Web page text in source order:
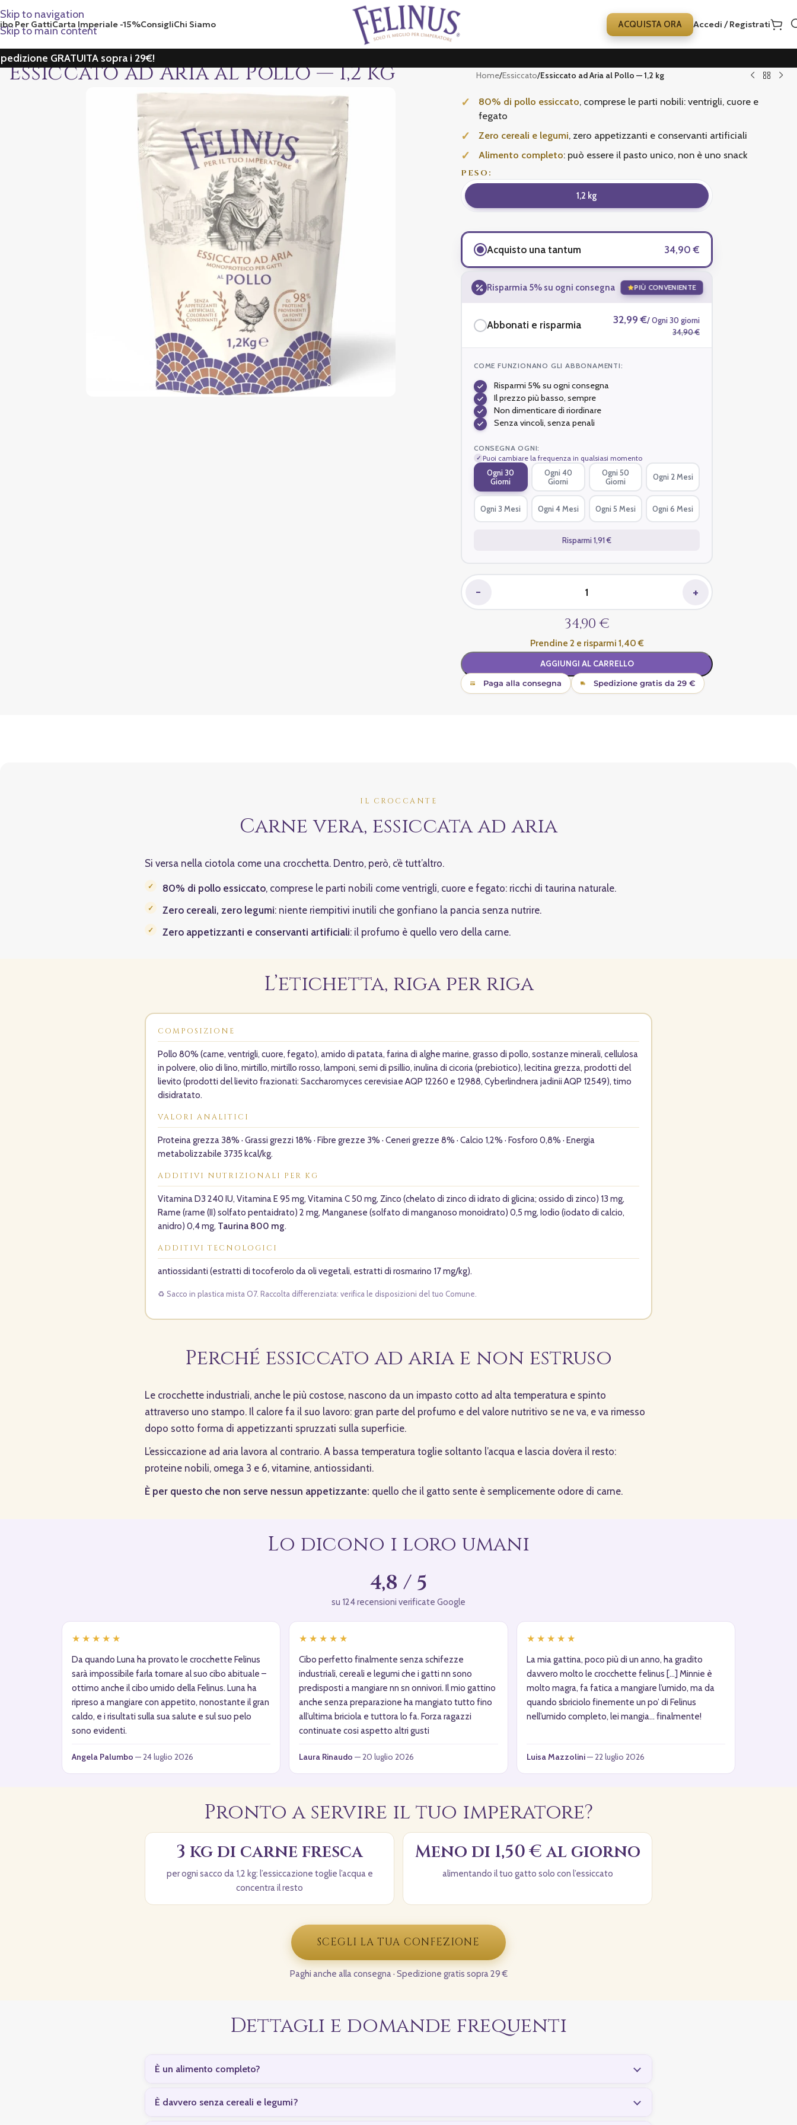
Skip to navigation
Skip to main content
Per GattiCarta Imperiale -15%ConsigliChi Siamo ACQUISTA ORA Accedi / Registrati
GRATUITA sopra i 29€!
Essiccato ad Aria al Pollo — 1,2 kg Home/Essiccato/Essiccato ad Aria al Pollo — 1,2 kg
80% di pollo essiccato, comprese le parti nobili: ventrigli, cuore e
fegato
Zero cereali e legumi, zero appetizzanti e conservanti artificiali
Alimento completo: può essere il pasto unico, non è uno snack
PESO:
1,2 kg
Acquisto una tantum 34,90 €
Risparmia 5% su ogni consegna PIÙ CONVENIENTE
Abbonati e risparmia 32,99 €/ Ogni 30 giorni
34,90 €
COME FUNZIONANO GLI ABBONAMENTI:
risparmi 5% su ogni consegna
il prezzo più basso, sempre
non dimenticare di riordinare
senza vincoli, senza penali
CONSEGNA OGNI:
Puoi cambiare la frequenza in qualsiasi momento
Ogni 30
Giorni
Ogni 40
Giorni
Ogni 50
Giorni
Ogni 2 Mesi
Ogni 3 Mesi Ogni 4 Mesi Ogni 5 Mesi Ogni 6 Mesi
Risparmi 1,91 €
- +
34,90 €
Prendine 2 e risparmi 1,40 €
AGGIUNGI AL CARRELLO
Paga alla consegna Spedizione gratis da 29 €
IL CROCCANTE
Carne vera, essiccata ad aria
Si versa nella ciotola come una crocchetta. Dentro, però, c’è tutt’altro.
80% di pollo essiccato, comprese le parti nobili come ventrigli, cuore e fegato: ricchi di taurina naturale.
Zero cereali, zero legumi: niente riempitivi inutili che gonfiano la pancia senza nutrire.
Zero appetizzanti e conservanti artificiali: il profumo è quello vero della carne.
L’etichetta, riga per riga
COMPOSIZIONE
Pollo 80% (carne, ventrigli, cuore, fegato), amido di patata, farina di alghe marine, grasso di pollo, sostanze minerali, cellulosa
in polvere, olio di lino, mirtillo, mirtillo rosso, lamponi, semi di psillio, inulina di cicoria (prebiotico), lecitina grezza, prodotti del
lievito (prodotti del lievito frazionati: Saccharomyces cerevisiae AQP 12260 e 12988, Cyberlindnera jadinii AQP 12549), timo
disidratato.
VALORI ANALITICI
Proteina grezza 38% · Grassi grezzi 18% · Fibre grezze 3% · Ceneri grezze 8% · Calcio 1,2% · Fosforo 0,8% · Energia
metabolizzabile 3735 kcal/kg.
ADDITIVI NUTRIZIONALI PER KG
Vitamina D3 240 IU, Vitamina E 95 mg, Vitamina C 50 mg, Zinco (chelato di zinco di idrato di glicina; ossido di zinco) 13 mg,
Rame (rame (II) solfato pentaidrato) 2 mg, Manganese (solfato di manganoso monoidrato) 0,5 mg, Iodio (iodato di calcio,
anidro) 0,4 mg, Taurina 800 mg.
ADDITIVI TECNOLOGICI
antiossidanti (estratti di tocoferolo da oli vegetali, estratti di rosmarino 17 mg/kg).
♻️ Sacco in plastica mista O7. Raccolta differenziata: verifica le disposizioni del tuo Comune.
Perché essiccato ad aria e non estruso
Le crocchette industriali, anche le più costose, nascono da un impasto cotto ad alta temperatura e spinto
attraverso uno stampo. Il calore fa il suo lavoro: gran parte del profumo e del valore nutritivo se ne va, e va rimesso
dopo sotto forma di appetizzanti spruzzati sulla superficie.
L’essiccazione ad aria lavora al contrario. A bassa temperatura toglie soltanto l’acqua e lascia dov’era il resto:
proteine nobili, omega 3 e 6, vitamine, antiossidanti.
È per questo che non serve nessun appetizzante: quello che il gatto sente è semplicemente odore di carne.
Lo dicono i loro umani
4,8 / 5
su 124 recensioni verificate Google
★★★★★
Da quando Luna ha provato le crocchette Felinus
sarà impossibile farla tornare al suo cibo abituale –
ottimo anche il cibo umido della Felinus. Luna ha
ripreso a mangiare con appetito, nonostante il gran
caldo, e i risultati sulla sua salute e sul suo pelo
sono evidenti.
Angela Palumbo — 24 luglio 2026
★★★★★
Cibo perfetto finalmente senza schifezze
industriali, cereali e legumi che i gatti nn sono
predisposti a mangiare nn sn onnivori. Il mio gattino
anche senza preparazione ha mangiato tutto fino
all’ultima briciola e tuttora lo fa. Forza ragazzi
continuate cosi aspetto altri gusti
Laura Rinaudo — 20 luglio 2026
★★★★★
La mia gattina, poco più di un anno, ha gradito
davvero molto le crocchette felinus […] Minnie è
molto magra, fa fatica a mangiare l’umido, ma da
quando sbriciolo finemente un po’ di Felinus
nell’umido completo, lei mangia… finalmente!
Luisa Mazzolini— 22 luglio 2026
Pronto a servire il tuo imperatore?
3 kg di carne fresca
per ogni sacco da 1,2 kg: l’essiccazione toglie l’acqua e
concentra il resto
Meno di 1,50 € al giorno
alimentando il tuo gatto solo con l’essiccato
SCEGLI LA TUA CONFEZIONE
Paghi anche alla consegna · Spedizione gratis sopra 29 €
Dettagli e domande frequenti
È un alimento completo?
È davvero senza cereali e legumi?